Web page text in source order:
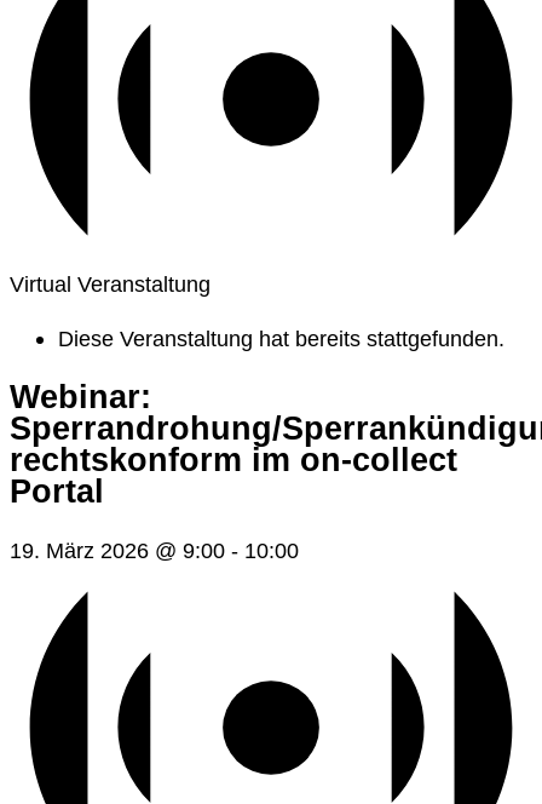
Virtual Veranstaltung
Diese Veranstaltung hat bereits stattgefunden.
Webinar:
Sperrandrohung/
rechtskonform im on-collect
Portal
19. März 2026 @ 9:00 - 10:00